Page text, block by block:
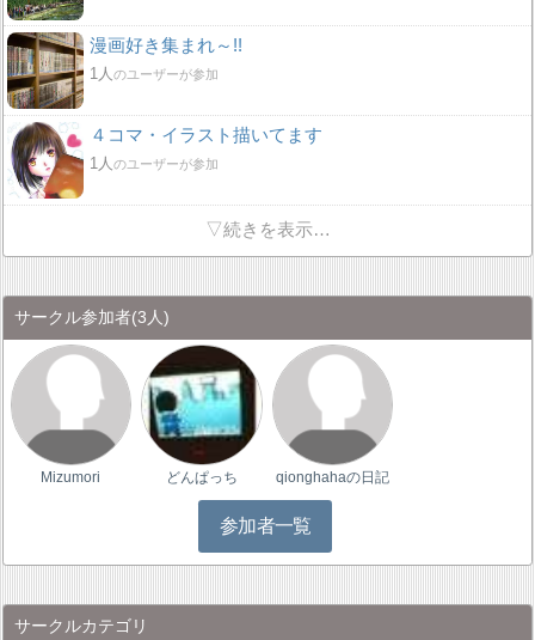
漫画好き集まれ～!!
1人のユーザーが参加
４コマ・イラスト描いてます
1人のユーザーが参加
▽続きを表示…
サークル参加者(3人)
Mizumori どんぱっち qionghahaの日記
参加者一覧
サークルカテゴリ